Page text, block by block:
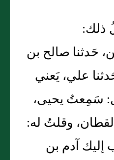
ذلك:
حَدثنا صالح بن
علي، يَعني
سَمِعتُ يحيى،
وقلتُ له:
إليك آدم بن